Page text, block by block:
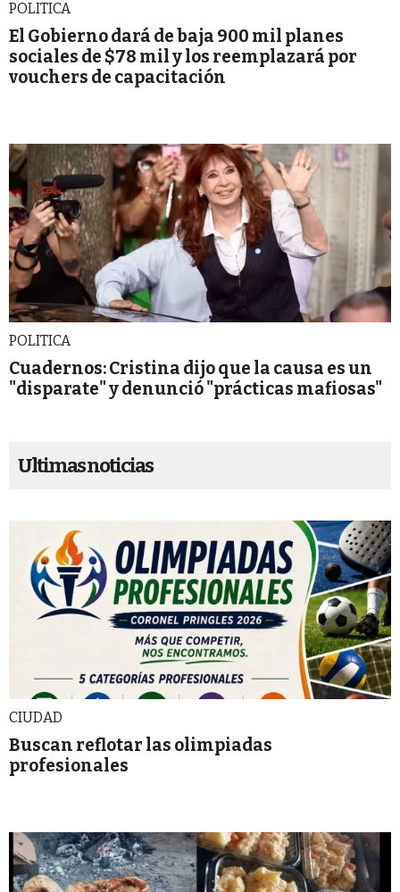
POLITICA
El Gobierno dará de baja 900 mil planes
sociales de $78 mil y los reemplazará por
vouchers de capacitación
POLITICA
Cuadernos: Cristina dijo que la causa es un
"disparate" y denunció "prácticas mafiosas"
Ultimas noticias
CIUDAD
Buscan reflotar las olimpiadas
profesionales